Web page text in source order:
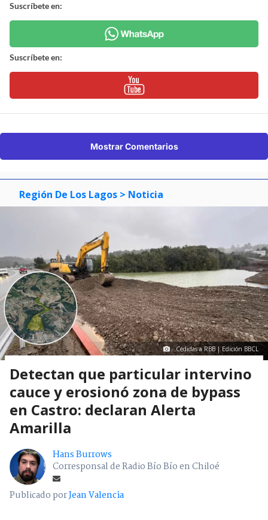
Suscríbete en:
Suscríbete en:
Mostrar Comentarios
Región De Los Lagos > Noticia
Cedidas a RBB | Edición BBCL
Detectan que particular intervino
cauce y erosionó zona de bypass
en Castro: declaran Alerta
Amarilla
Hans Burrows
Corresponsal de Radio Bío Bío en Chiloé
Publicado porJean Valencia